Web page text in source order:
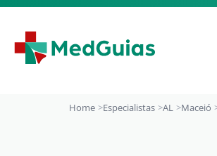
Ir para o conteúdo
Home Especialistas AL Maceió